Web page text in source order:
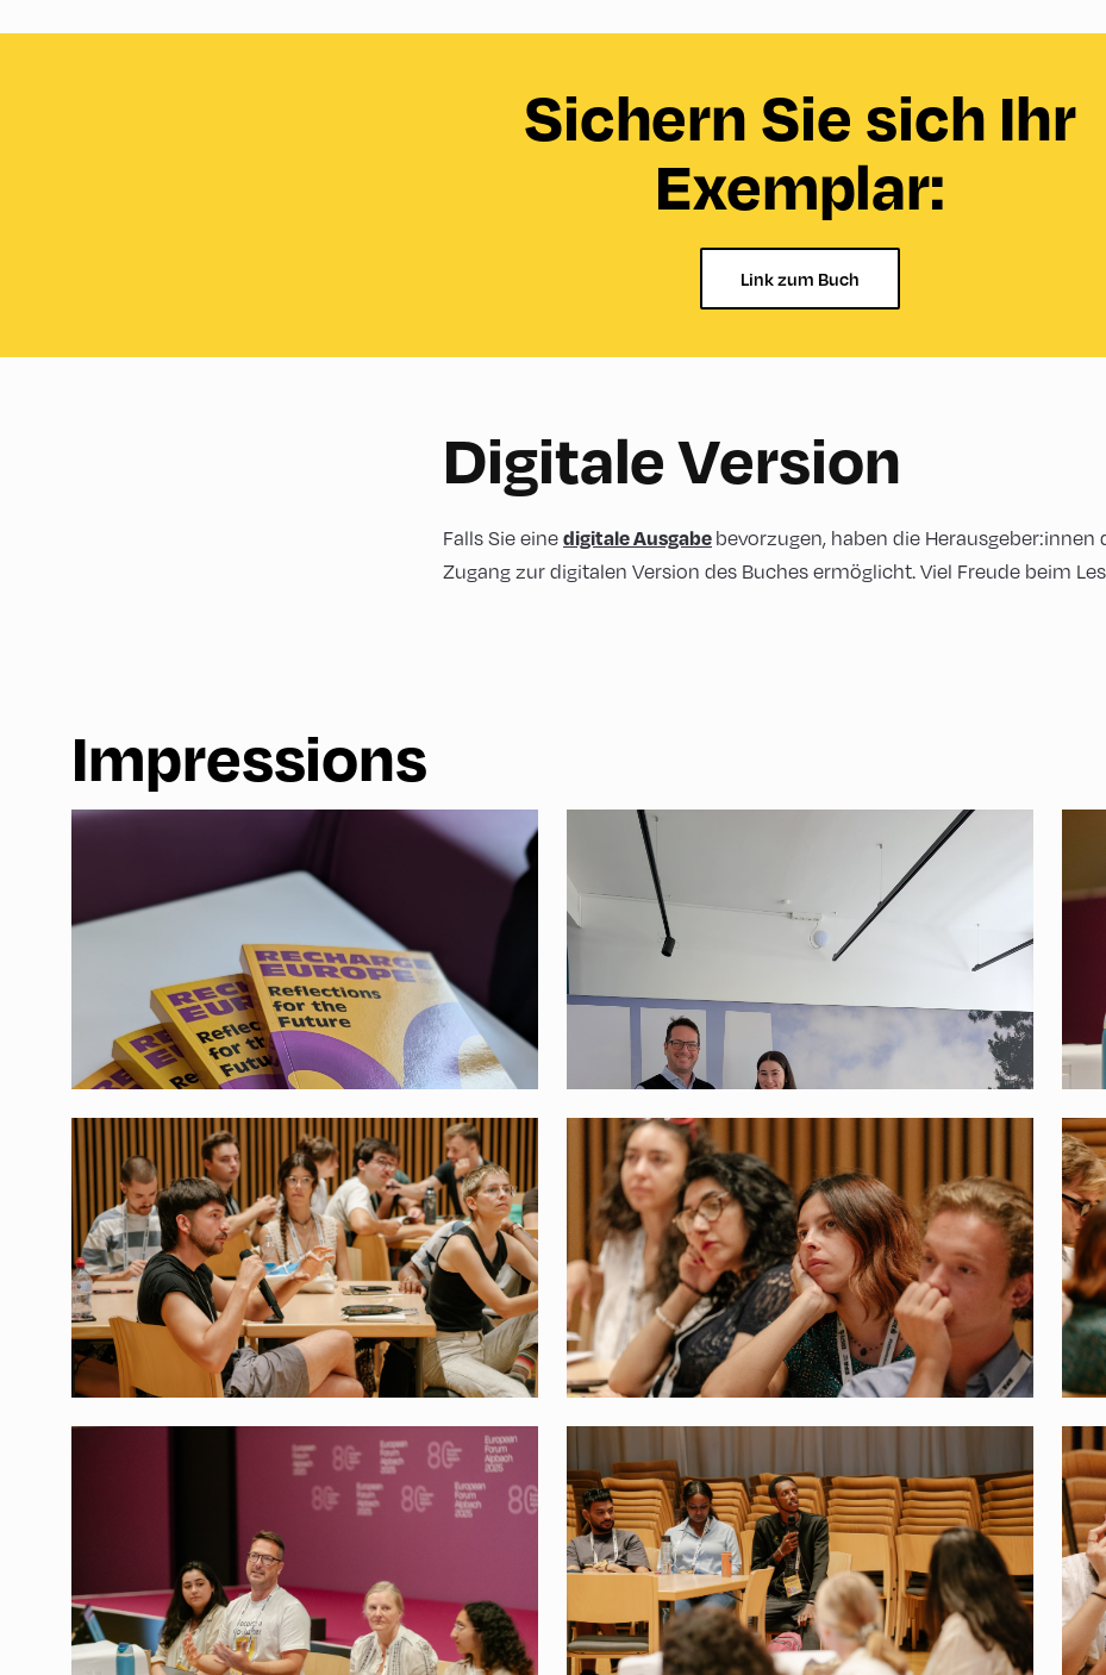
Sichern Sie sich Ihr
Exemplar:
Link zum Buch
Digitale Version
Falls Sie eine digitale Ausgabe bevorzugen, haben die Herausgeber:innen
Zugang zur digitalen Version des Buches ermöglicht. Viel Freude beim
Impressions